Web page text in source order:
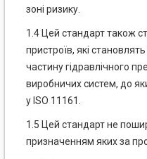
зоні ризику.
1.4 Цей стандарт також
пристроїв, які
частину гідравлічного
виробничих систем, до
у ISO 11161.
1.5 Цей стандарт не
призначенням яких за